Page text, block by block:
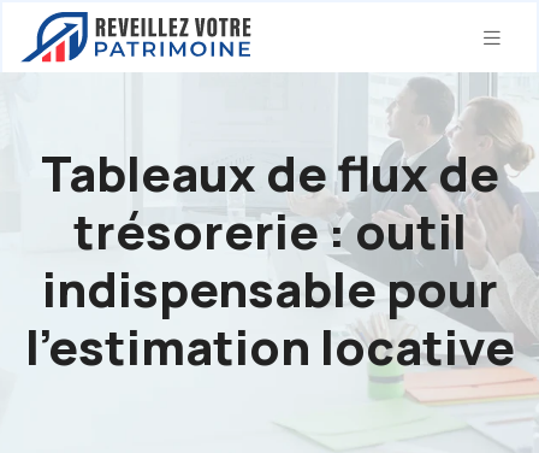
Tableaux de flux de
trésorerie : outil
indispensable pour
l’estimation locative